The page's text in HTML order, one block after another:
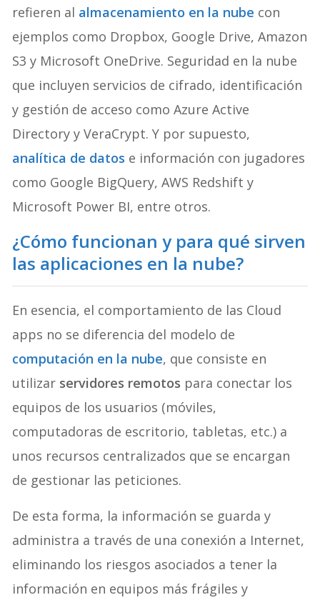
refieren al almacenamiento en la nube con
ejemplos como Dropbox, Google Drive, Amazon
S3 y Microsoft OneDrive. Seguridad en la nube
que incluyen servicios de cifrado, identificación
y gestión de acceso como Azure Active
Directory y VeraCrypt. Y por supuesto,
analítica de datos e información con jugadores
como Google BigQuery, AWS Redshift y
Microsoft Power BI, entre otros.
¿Cómo funcionan y para qué sirven
las aplicaciones en la nube?
En esencia, el comportamiento de las Cloud
apps no se diferencia del modelo de
computación en la nube, que consiste en
utilizar servidores remotos para conectar los
equipos de los usuarios (móviles,
computadoras de escritorio, tabletas, etc.) a
unos recursos centralizados que se encargan
de gestionar las peticiones.
De esta forma, la información se guarda y
administra a través de una conexión a Internet,
eliminando los riesgos asociados a tener la
información en equipos más frágiles y